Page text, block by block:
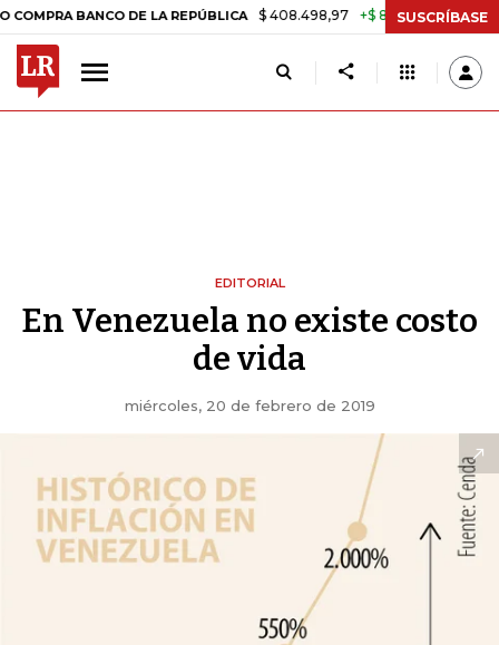
BANCO DE LA REPÚBLICA $ 408.498,97 +$ 8.753,81 +2,19%
SUSCRÍBASE
EDITORIAL
En Venezuela no existe costo
de vida
miércoles, 20 de febrero de 2019